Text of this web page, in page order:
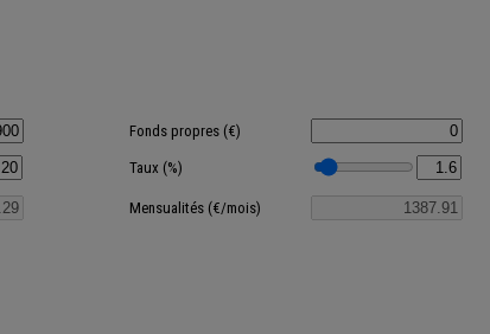
Fonds propres (€)
Taux (%)
Mensualités (€/mois)